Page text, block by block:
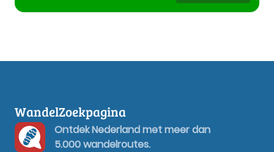
WandelZoekpagina
Ontdek Nederland met meer dan
5.000 wandelroutes.